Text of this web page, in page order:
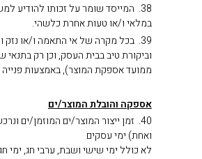
במלאי ו/או טעות אחרת כלשהי.
39. בכל מקרה של אי התאמה ו/או
ממועד אספקת המוצר), באמצעות פנייה
אספקה והובלת המוצר/ים
ואחת) ימי עסקים
לא כולל ימי שישי ושבת, ערבי חג, ימי